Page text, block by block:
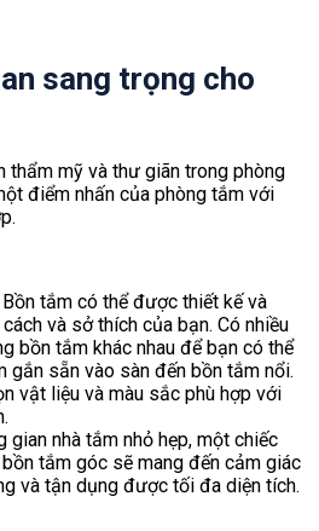
sang trọng cho
thẩm mỹ và thư giãn trong phòng
điểm nhấn của phòng tắm với
tắm có thể được thiết kế và
và sở thích của bạn. Có nhiều
bồn tắm khác nhau để bạn có thể
gắn sẵn vào sàn đến bồn tắm nổi.
vật liệu và màu sắc phù hợp với
nhà tắm nhỏ hẹp, một chiếc
tắm góc sẽ mang đến cảm giác
và tận dụng được tối đa diện tích.